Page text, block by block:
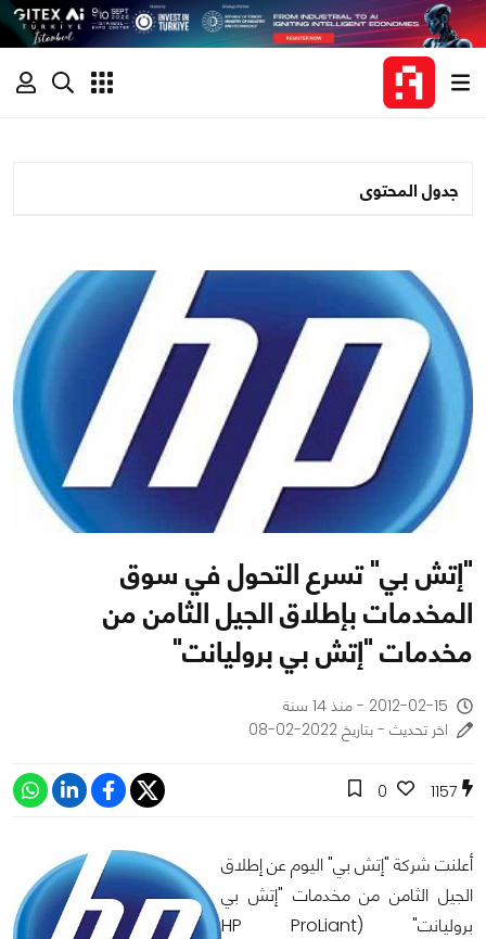
جدول المحتوى
"إتش بي" تسرع التحول في سوق
المخدمات بإطلاق الجيل الثامن من
مخدمات "إتش بي بروليانت"
2012-02-15 - منذ 14 سنة
اخر تحديث - بتاريخ 2022-02-08
1157
0
أعلنت شركة "إتش بي" اليوم عن إطلاق
الجيل الثامن من مخدمات "إتش بي
بروليانت" (HP ProLiant